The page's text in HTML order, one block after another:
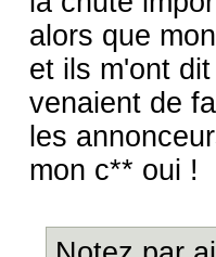
alors que
et ils m'ont
venaient de
les
mon c** oui !